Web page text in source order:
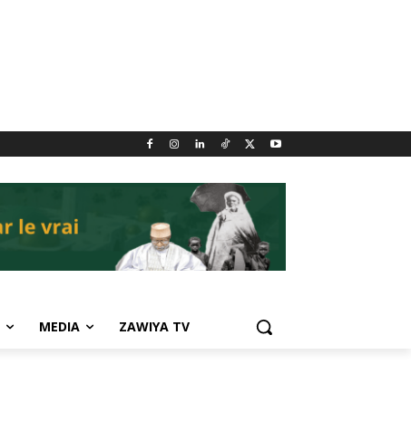
MEDIA ZAWIYA TV